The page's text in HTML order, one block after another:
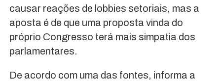
causar reações de lobbies setoriais, mas a
aposta é de que uma proposta vinda do
próprio Congresso terá mais simpatia dos
parlamentares.
De acordo com uma das fontes, informa a